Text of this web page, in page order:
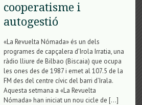
cooperatisme i
autogestió
«La Revuelta Nómada» és un dels
programes de capçalera d’Irola Irratia, una
ràdio lliure de Bilbao (Biscaia) que ocupa
les ones des de 1987 i emet al 107.5 de la
FM des del centre cívic del barri d’Irala.
Aquesta setmana a «La Revuelta
Nómada» han iniciat un nou cicle de […]